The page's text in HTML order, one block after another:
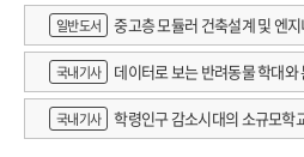
일반도서 중고층 모듈러 건축설계 및 엔
국내기사 데이터로 보는 반려동물 학대와
국내기사 학령인구 감소시대의 소규모학